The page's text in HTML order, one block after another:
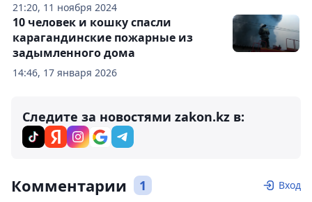
21:20, 11 ноября 2024
14:46, 17 января 2026
10 человек и кошку спасли
карагандинские пожарные из
задымленного дома
Следите за новостями zakon.kz в:
Комментарии 1 Вход